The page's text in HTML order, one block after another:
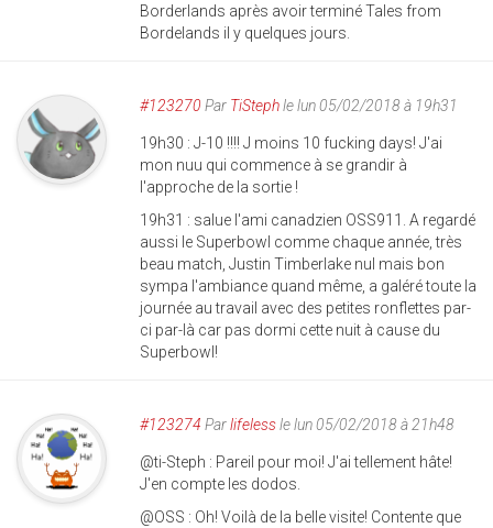
Borderlands après avoir terminé Tales from
Bordelands il y quelques jours.
#123270 Par TiStephle lun 05/02/2018 à 19h31
19h30 : J-10 !!!! J moins 10 fucking days! J'ai
mon nuu qui commence à se grandir à
l'approche de la sortie !
19h31 : salue l'ami canadzien OSS911. A regardé
aussi le Superbowl comme chaque année, très
beau match, Justin Timberlake nul mais bon
sympa l'ambiance quand même, a galéré toute la
journée au travail avec des petites ronflettes par-
ci par-là car pas dormi cette nuit à cause du
Superbowl!
#123274 Parlifelessle lun 05/02/2018 à 21h48
@ti-Steph : Pareil pour moi! J'ai tellement hâte!
J'en compte les dodos.
@OSS : Oh! Voilà de la belle visite! Contente que